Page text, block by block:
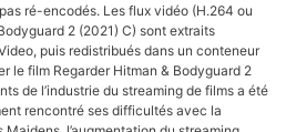
ré-encodés. Les flux vidéo (H.264 ou
2 (2021) C) sont extraits
puis redistribués dans un conteneur
le film Regarder Hitman & Bodyguard 2
de l’industrie du streaming de films a été
rencontré ses difficultés avec la